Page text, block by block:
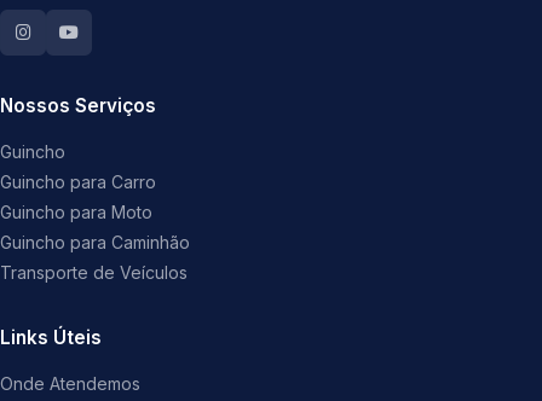
Nossos Serviços
Guincho
Guincho para Carro
Guincho para Moto
Guincho para Caminhão
Transporte de Veículos
Links Úteis
Onde Atendemos